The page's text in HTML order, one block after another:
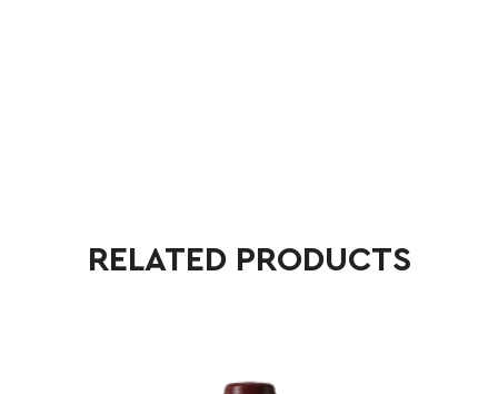
RELATED PRODUCTS